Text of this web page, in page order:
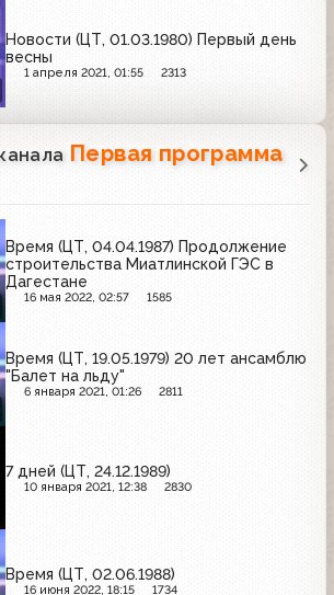
Новости (ЦТ, 01.03.1980) Первый день
весны
1 апреля 2021, 01:55 2313
Первая программа
Время (ЦТ, 04.04.1987) Продолжение
строительства Миатлинской ГЭС в
Дагестане
16 мая 2022, 02:57 1585
Время (ЦТ, 19.05.1979) 20 лет ансамблю
"Балет на льду"
6 января 2021, 01:26 2811
7 дней (ЦТ, 24.12.1989)
10 января 2021, 12:38 2830
Время (ЦТ, 02.06.1988)
16 июня 2022, 18:15 1734